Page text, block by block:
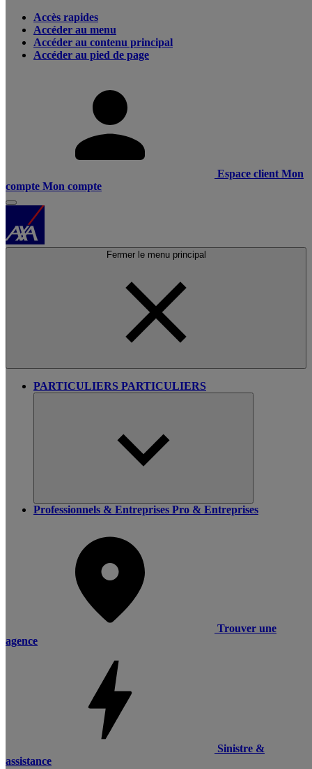
Accès rapides
Accéder au menu
Accéder au contenu principal
Accéder au pied de page
Espace client Mon
compte Mon compte
Fermer le menu principal
PARTICULIERS PARTICULIERS
Professionnels & Entreprises Pro & Entreprises
Trouver une
agence
Sinistre &
assistance